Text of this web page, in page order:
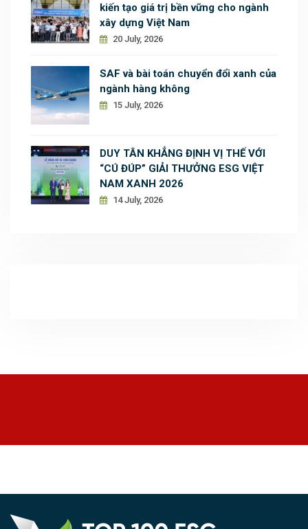
kiến tạo giá trị bền vững cho ngành
xây dựng Việt Nam
20 July, 2026
SAF và bài toán chuyển đổi xanh của
ngành hàng không
15 July, 2026
DUY TÂN KHẲNG ĐỊNH VỊ THẾ VỚI
“CÚ ĐÚP” GIẢI THƯỞNG ESG VIỆT
NAM XANH 2026
14 July, 2026